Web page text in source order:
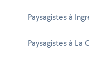
Paysagistes à
Paysagistes à La